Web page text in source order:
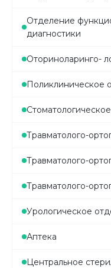
Отделение
диагностики
Оториноларинго-
Поликлиническое
Травматолого-
Травматолого-
Травматолого-
Урологическое
Аптека
Центральное